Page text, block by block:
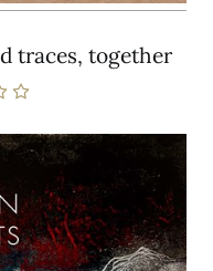
traces, together